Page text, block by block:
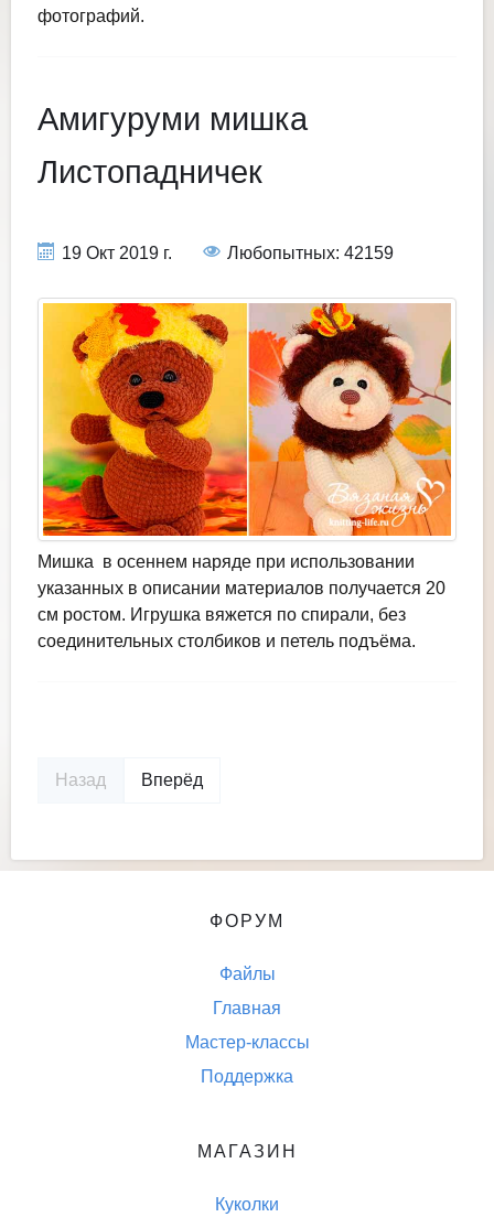
фотографий.
Амигуруми мишка
Листопадничек
19 Окт 2019 г. Любопытных: 42159
Мишка в осеннем наряде при использовании
указанных в описании материалов получается 20
см ростом. Игрушка вяжется по спирали, без
соединительных столбиков и петель подъёма.
Назад Вперёд
ФОРУМ
Файлы
Главная
Мастер-классы
Поддержка
МАГАЗИН
Куколки